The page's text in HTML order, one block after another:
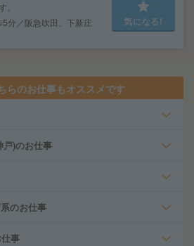
分／阪急吹田、下新庄
気になる!
らのお仕事もオススメです
戸)のお仕事
のお仕事
事